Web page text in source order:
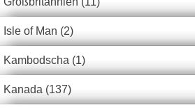
Isle of Man (2)
Kambodscha (1)
Kanada (137)